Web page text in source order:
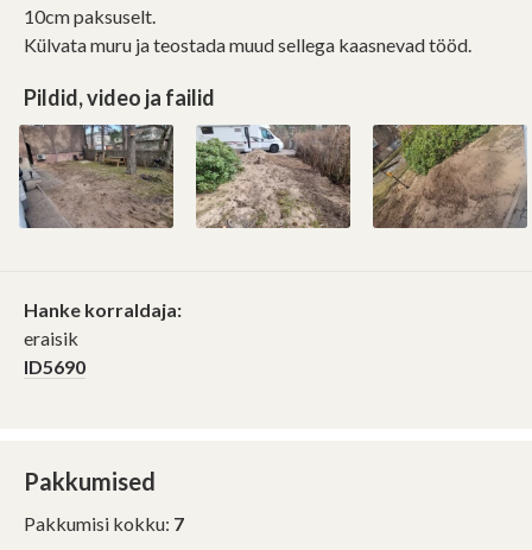
10cm paksuselt.
Külvata muru ja teostada muud sellega kaasnevad tööd.
Pildid, video ja failid
Hanke korraldaja:
eraisik
ID5690
Pakkumised
Pakkumisi kokku: 7